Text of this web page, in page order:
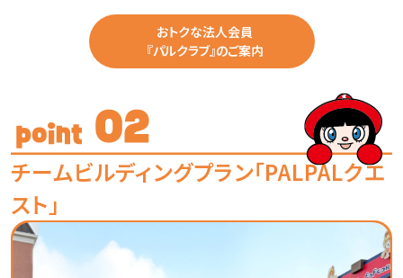
おトクな法人会員
『パルクラブ』のご案内
チームビルディングプラン「PALPALクエ
スト」